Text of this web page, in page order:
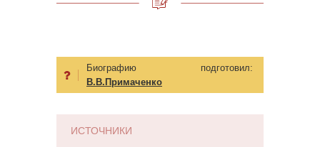
Биографию подготовил:
В.В.Примаченко
ИСТОЧНИКИ